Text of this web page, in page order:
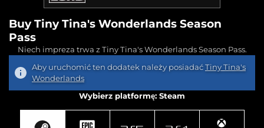
Buy Tiny Tina's Wonderlands Season
Pass
Niech impreza trwa z Tiny Tina's Wonderlands Season Pass.
Aby uruchomić ten dodatek należy posiadaćTiny Tina's
Wonderlands
Wybierz platformę: Steam